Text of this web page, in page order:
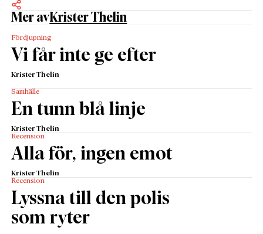
Mer avKrister Thelin
Fördjupning
Vi får inte ge efter
Krister Thelin
Samhälle
En tunn blå linje
Krister Thelin
Recension
Alla för, ingen emot
Krister Thelin
Recension
Lyssna till den polis
som ryter